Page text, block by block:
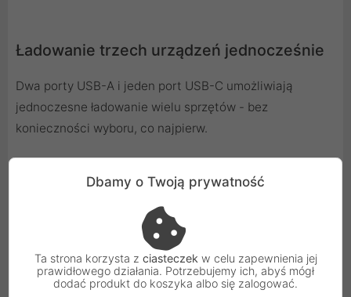
Ładowanie trzech urządzeń jednocześnie
Dwa porty USB-A i jeden port USB-C umożliwiają
jednoczesne ładowanie wielu sprzętów - bez
konieczności wyboru, co najpierw.
Zaawansowana technologia BPS II i
wielopoziomowa ochrona
Technologia Baseus BPS II dynamicznie dostosowuje
napięcie i natężenie do każdego z podłączonych
urządzeń, zapewniając maksymalną wydajność i
Dbamy o Twoją prywatność
Ta strona korzysta z ciasteczek w celu zapewnienia jej
prawidłowego działania. Potrzebujemy ich, abyś mógł
dodać produkt do koszyka albo się zalogować.